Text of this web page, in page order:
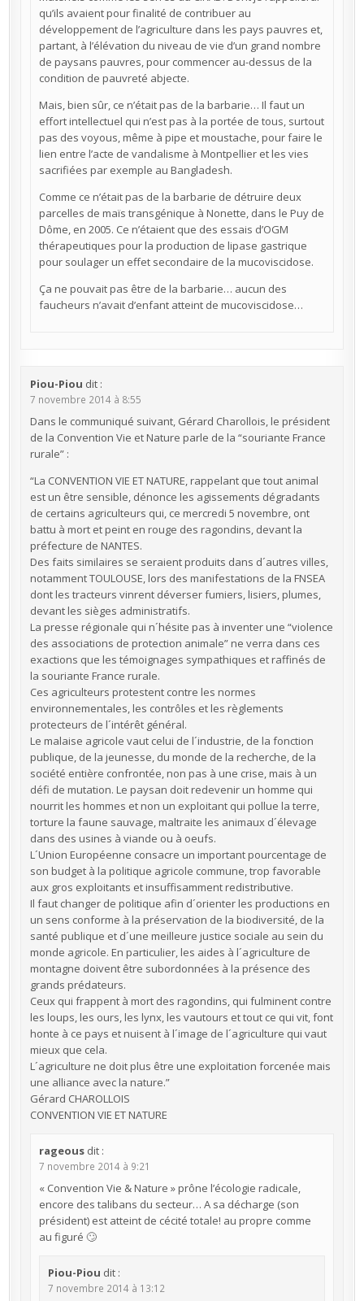
qu’ils avaient pour finalité de contribuer au
développement de l’agriculture dans les pays pauvres et,
partant, à l’élévation du niveau de vie d’un grand nombre
de paysans pauvres, pour commencer au-dessus de la
condition de pauvreté abjecte.
Mais, bien sûr, ce n’était pas de la barbarie… Il faut un
effort intellectuel qui n’est pas à la portée de tous, surtout
pas des voyous, même à pipe et moustache, pour faire le
lien entre l’acte de vandalisme à Montpellier et les vies
sacrifiées par exemple au Bangladesh.
Comme ce n’était pas de la barbarie de détruire deux
parcelles de maïs transgénique à Nonette, dans le Puy de
Dôme, en 2005. Ce n’étaient que des essais d’OGM
thérapeutiques pour la production de lipase gastrique
pour soulager un effet secondaire de la mucoviscidose.
Ça ne pouvait pas être de la barbarie… aucun des
faucheurs n’avait d’enfant atteint de mucoviscidose…
Piou-Piou dit :
7 novembre 2014 à 8:55
Dans le communiqué suivant, Gérard Charollois, le président
de la Convention Vie et Nature parle de la “souriante France
rurale” :
“La CONVENTION VIE ET NATURE, rappelant que tout animal
est un être sensible, dénonce les agissements dégradants
de certains agriculteurs qui, ce mercredi 5 novembre, ont
battu à mort et peint en rouge des ragondins, devant la
préfecture de NANTES.
Des faits similaires se seraient produits dans d´autres villes,
notamment TOULOUSE, lors des manifestations de la FNSEA
dont les tracteurs vinrent déverser fumiers, lisiers, plumes,
devant les sièges administratifs.
La presse régionale qui n´hésite pas à inventer une “violence
des associations de protection animale” ne verra dans ces
exactions que les témoignages sympathiques et raffinés de
la souriante France rurale.
Ces agriculteurs protestent contre les normes
environnementales, les contrôles et les règlements
protecteurs de l´intérêt général.
Le malaise agricole vaut celui de l´industrie, de la fonction
publique, de la jeunesse, du monde de la recherche, de la
société entière confrontée, non pas à une crise, mais à un
défi de mutation. Le paysan doit redevenir un homme qui
nourrit les hommes et non un exploitant qui pollue la terre,
torture la faune sauvage, maltraite les animaux d´élevage
dans des usines à viande ou à oeufs.
L´Union Européenne consacre un important pourcentage de
son budget à la politique agricole commune, trop favorable
aux gros exploitants et insuffisamment redistributive.
Il faut changer de politique afin d´orienter les productions en
un sens conforme à la préservation de la biodiversité, de la
santé publique et d´une meilleure justice sociale au sein du
monde agricole. En particulier, les aides à l´agriculture de
montagne doivent être subordonnées à la présence des
grands prédateurs.
Ceux qui frappent à mort des ragondins, qui fulminent contre
les loups, les ours, les lynx, les vautours et tout ce qui vit, font
honte à ce pays et nuisent à l´image de l´agriculture qui vaut
mieux que cela.
L´agriculture ne doit plus être une exploitation forcenée mais
une alliance avec la nature.”
Gérard CHAROLLOIS
CONVENTION VIE ET NATURE
rageous dit :
7 novembre 2014 à 9:21
« Convention Vie & Nature » prône l’écologie radicale,
encore des talibans du secteur… A sa décharge (son
président) est atteint de cécité totale! au propre comme
au figuré 🙄
Piou-Piou dit :
7 novembre 2014 à 13:12